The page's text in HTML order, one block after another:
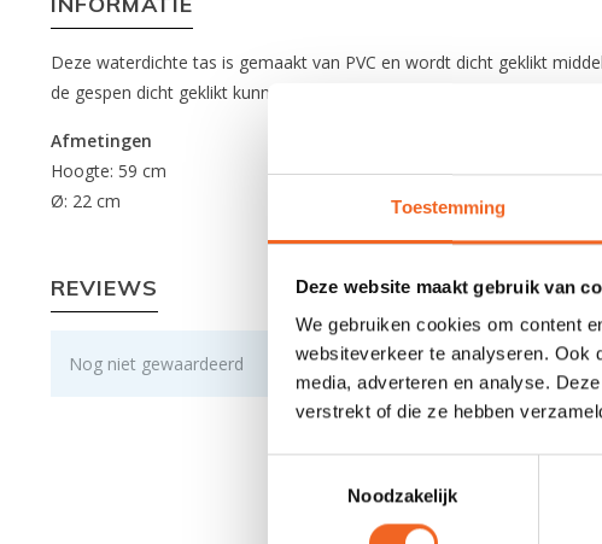
Toestemming
Deze website maakt gebruik van
We gebruiken cookies om content
websiteverkeer te analyseren. Ook
media, adverteren en analyse.
verstrekt of die ze hebben
Noodzakelijk
Deze waterdichte tas is gemaakt van PVC en wordt dicht geklikt
de gespen dicht geklikt kunnen worden. De inhoud van deze tas is 20
Afmetingen
Hoogte: 59 cm
Ø: 22 cm
REVIEWS
Nog niet gewaardeerd